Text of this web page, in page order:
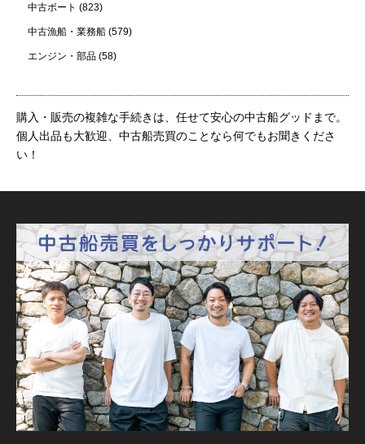
中古ボート (823)
中古漁船・業務船 (579)
エンジン・部品 (58)
購入・販売の複雑な手続きは、任せて安心の中古船グッドまで。
個人出品も大歓迎、中古船売買のことなら何でもお聞きくださ
い！